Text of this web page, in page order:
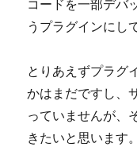
コードを一部デバ
うプラグインにし
とりあえずプラグ
かはまだですし、
っていませんが、
きたいと思います。